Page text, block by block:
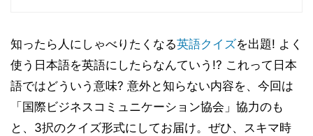
知ったら人にしゃべりたくなる英語クイズを出題! よく
使う日本語を英語にしたらなんていう!? これって日本
語ではどういう意味? 意外と知らない内容を、今回は
「国際ビジネスコミュニケーション協会」協力のも
と、3択のクイズ形式にしてお届け。ぜひ、スキマ時